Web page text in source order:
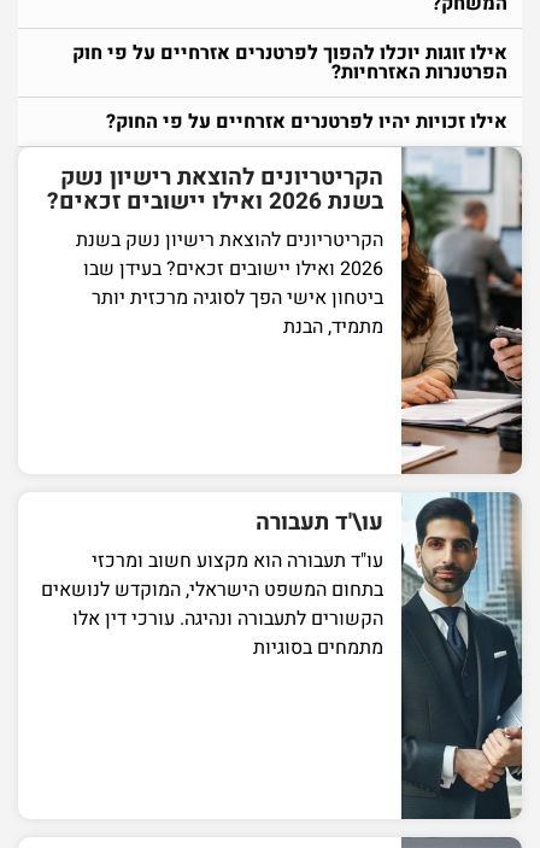
אילו זוגות יוכלו להפוך לפרטנרים אזרחיים על פי חוק
הפרטנרות האזרחיות?
אילו זכויות יהיו לפרטנרים אזרחיים על פי החוק?
הקריטריונים להוצאת רישיון נשק
בשנת 2026 ואילו יישובים זכאים?
הקריטריונים להוצאת רישיון נשק בשנת
2026 ואילו יישובים זכאים? בעידן שבו
ביטחון אישי הפך לסוגיה מרכזית יותר
מתמיד, הבנת
עו\'ד תעבורה
עו"ד תעבורה הוא מקצוע חשוב ומרכזי
בתחום המשפט הישראלי, המוקדש לנושאים
הקשורים לתעבורה ונהיגה. עורכי דין אלו
מתמחים בסוגיות